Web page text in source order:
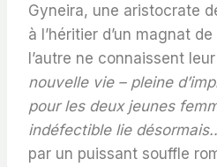
Gyneira, une aristocrate
à l’héritier d’un magnat
l’autre ne connaissent
nouvelle vie – pleine
pour les deux jeunes
indéfectible lie
par un puissant souffle